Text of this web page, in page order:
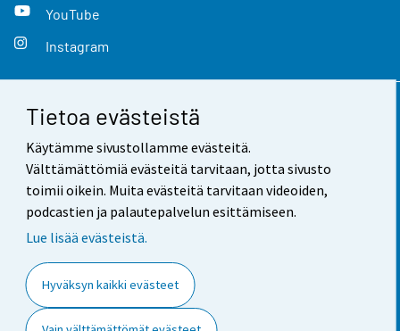
Tietoa evästeistä
Käytämme sivustollamme evästeitä.
Välttämättömiä evästeitä tarvitaan, jotta sivusto
toimii oikein. Muita evästeitä tarvitaan videoiden,
podcastien ja palautepalvelun esittämiseen.
Lue lisää evästeistä.
Hyväksyn kaikki evästeet
YouTube
Instagram
Yhteystiedot
Palaute
Käyttöehdot
Saavutettavuus
Tietoa sivustosta